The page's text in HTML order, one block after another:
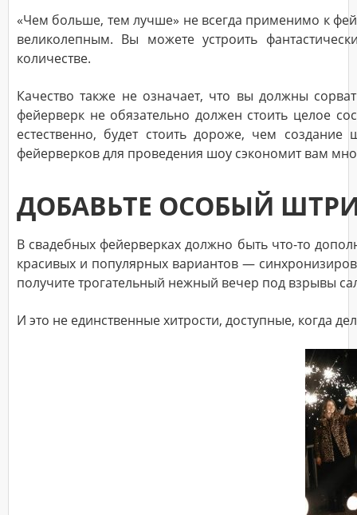
«Чем больше, тем лучше» не всегда применимо к
великолепным. Вы можете устроить
количестве.
Качество также не означает, что вы должны
фейерверк не обязательно должен стоить целое
естественно, будет стоить дороже, чем
фейерверков для проведения шоу сэкономит вам
ДОБАВЬТЕ ОСОБЫЙ
В свадебных фейерверках должно быть что-то
красивых и популярных вариантов —
получите трогательный нежный вечер под взрывы
И это не единственные хитрости, доступные, когда